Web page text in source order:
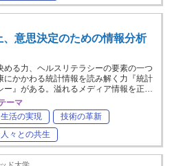
、意思決定のための情報分析
める力、ヘルスリテラシーの要素の一つ
にかかわる統計情報を読み解く力『統計
ー』がある。溢れるメディア情報を正…
ーマ
活の実現
技術の革新
々との共生